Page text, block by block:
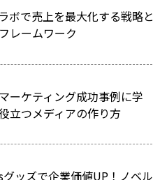
ボで売上を最大化する戦略と
レームワーク
ーケティング成功事例に学
立つメディアの作り方
グッズで企業価値UP！ノベル